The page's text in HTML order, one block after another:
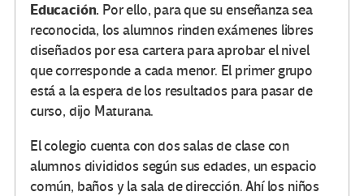
Educación. Por ello, para que su enseñanza sea
reconocida, los alumnos rinden exámenes libres
diseñados por esa cartera para aprobar el nivel
que corresponde a cada menor. El primer grupo
está a la espera de los resultados para pasar de
curso, dijo Maturana.
El colegio cuenta con dos salas de clase con
alumnos divididos según sus edades, un espacio
común, baños y la sala de dirección. Ahí los niños